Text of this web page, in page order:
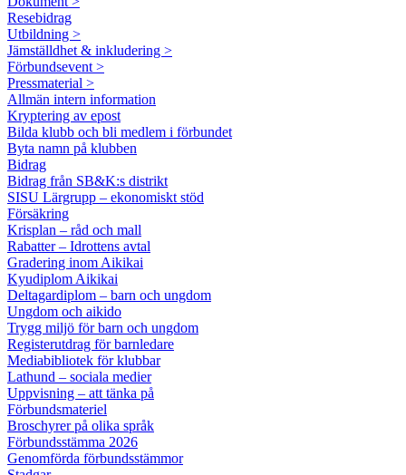
Resebidrag
Utbildning >
Jämställdhet & inkludering >
Förbundsevent >
Pressmaterial >
Allmän intern information
Kryptering av epost
Bilda klubb och bli medlem i förbundet
Byta namn på klubben
Bidrag
Bidrag från SB&K:s distrikt
SISU Lärgrupp – ekonomiskt stöd
Försäkring
Krisplan – råd och mall
Rabatter – Idrottens avtal
Gradering inom Aikikai
Kyudiplom Aikikai
Deltagardiplom – barn och ungdom
Ungdom och aikido
Trygg miljö för barn och ungdom
Registerutdrag för barnledare
Mediabibliotek för klubbar
Lathund – sociala medier
Uppvisning – att tänka på
Förbundsmateriel
Broschyrer på olika språk
Förbundsstämma 2026
Genomförda förbundsstämmor